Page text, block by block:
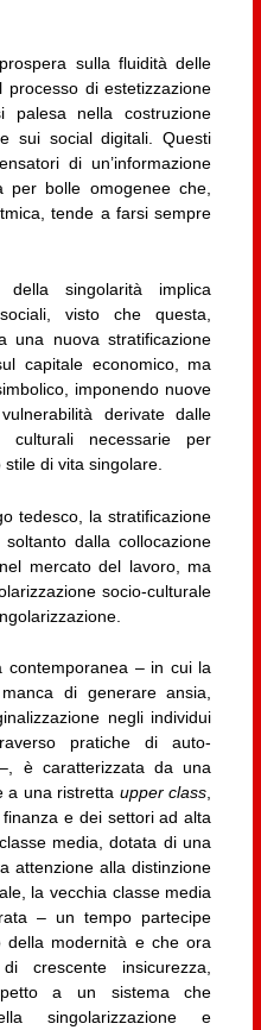
sulla fluidità delle
processo di estetizzazione
nella costruzione
sui social digitali. Questi
di un’informazione
per bolle omogenee che,
tende a farsi sempre
singolarità implica
visto che questa,
una nuova stratificazione
capitale economico, ma
imponendo nuove
derivate dalle
culturali necessarie per
di vita singolare.
tedesco, la stratificazione
dalla collocazione
mercato del lavoro, ma
socio-culturale
contemporanea – in cui la
di generare ansia,
negli individui
pratiche di auto-
è caratterizzata da una
a una ristretta upper class
e dei settori ad alta
media, dotata di una
attenzione alla distinzione
la vecchia classe media
– un tempo partecipe
della modernità e che ora
crescente insicurezza,
a un sistema che
singolarizzazione e